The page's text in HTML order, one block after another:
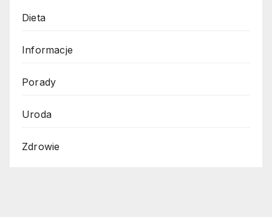
Dieta
Informacje
Porady
Uroda
Zdrowie